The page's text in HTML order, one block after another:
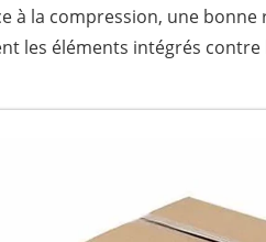
la compression, une bonne
les éléments intégrés